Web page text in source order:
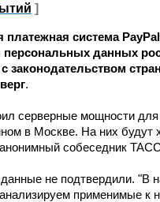
ытий ]
платежная система
персональных данных
с законодательством
.
серверные мощности
в Москве. На них будут
собеседник
не подтвердили.
применимые к